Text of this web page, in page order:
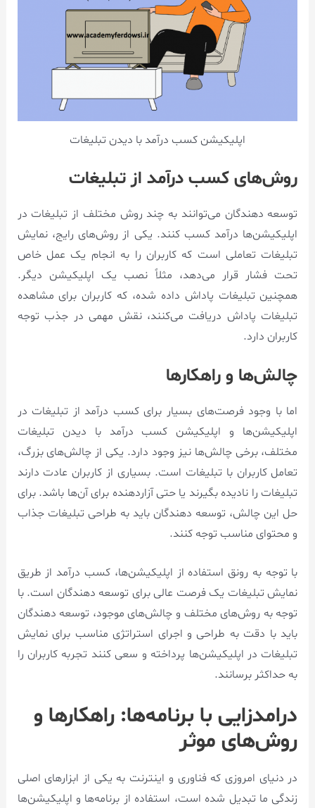
اپلیکیشن کسب درآمد با دیدن تبلیغات
روش‌های کسب درآمد از تبلیغات
توسعه دهندگان می‌توانند به چند روش مختلف از تبلیغات در
اپلیکیشن‌ها درآمد کسب کنند. یکی از روش‌های رایج، نمایش
تبلیغات تعاملی است که کاربران را به انجام یک عمل خاص
تحت فشار قرار می‌دهد، مثلاً نصب یک اپلیکیشن دیگر.
همچنین تبلیغات پاداش داده شده، که کاربران برای مشاهده
تبلیغات پاداش دریافت می‌کنند، نقش مهمی در جذب توجه
کاربران دارد.
چالش‌ها و راهکارها
اما با وجود فرصت‌های بسیار برای کسب درآمد از تبلیغات در
اپلیکیشن‌ها و اپلیکیشن کسب درآمد با دیدن تبلیغات
مختلف، برخی چالش‌ها نیز وجود دارد. یکی از چالش‌های بزرگ،
تعامل کاربران با تبلیغات است. بسیاری از کاربران عادت دارند
تبلیغات را نادیده بگیرند یا حتی آزاردهنده برای آن‌ها باشد. برای
حل این چالش، توسعه دهندگان باید به طراحی تبلیغات جذاب
و محتوای مناسب توجه کنند.
با توجه به رونق استفاده از اپلیکیشن‌ها، کسب درآمد از طریق
نمایش تبلیغات یک فرصت عالی برای توسعه دهندگان است. با
توجه به روش‌های مختلف و چالش‌های موجود، توسعه دهندگان
باید با دقت به طراحی و اجرای استراتژی مناسب برای نمایش
تبلیغات در اپلیکیشن‌ها پرداخته و سعی کنند تجربه کاربران را
به حداکثر برسانند.
درامدزایی با برنامه‌ها: راهکارها و
روش‌های موثر
در دنیای امروزی که فناوری و اینترنت به یکی از ابزارهای اصلی
زندگی ما تبدیل شده است، استفاده از برنامه‌ها و اپلیکیشن‌ها